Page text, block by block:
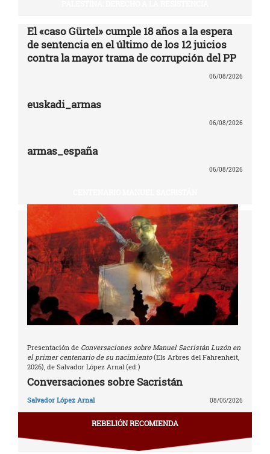
El «caso Gürtel» cumple 18 años a la espera
de sentencia en el último de los 12 juicios
contra la mayor trama de corrupción del PP
06/08/2026
euskadi_armas
06/08/2026
armas_españa
06/08/2026
Presentación de Conversaciones sobre Manuel Sacristán Luzón en
el primer centenario de su nacimiento(Els Arbres del Fahrenheit,
2026), de Salvador López Arnal (ed.)
Conversaciones sobre Sacristán
Salvador López Arnal 08/05/2026
REBELIÓN RECOMIENDA